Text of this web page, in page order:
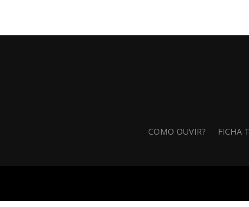
COMO OUVIR? FICHA